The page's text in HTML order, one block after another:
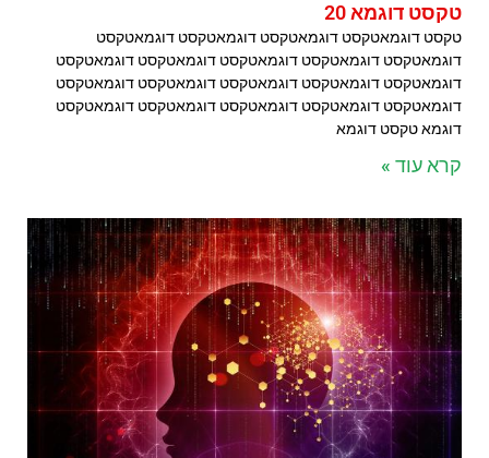
טקסט דוגמא 20
טקסט דוגמאטקסט דוגמאטקסט דוגמאטקסט דוגמאטקסט
דוגמאטקסט דוגמאטקסט דוגמאטקסט דוגמאטקסט דוגמאטקסט
דוגמאטקסט דוגמאטקסט דוגמאטקסט דוגמאטקסט דוגמאטקסט
דוגמאטקסט דוגמאטקסט דוגמאטקסט דוגמאטקסט דוגמאטקסט
דוגמא טקסט דוגמא
קרא עוד »